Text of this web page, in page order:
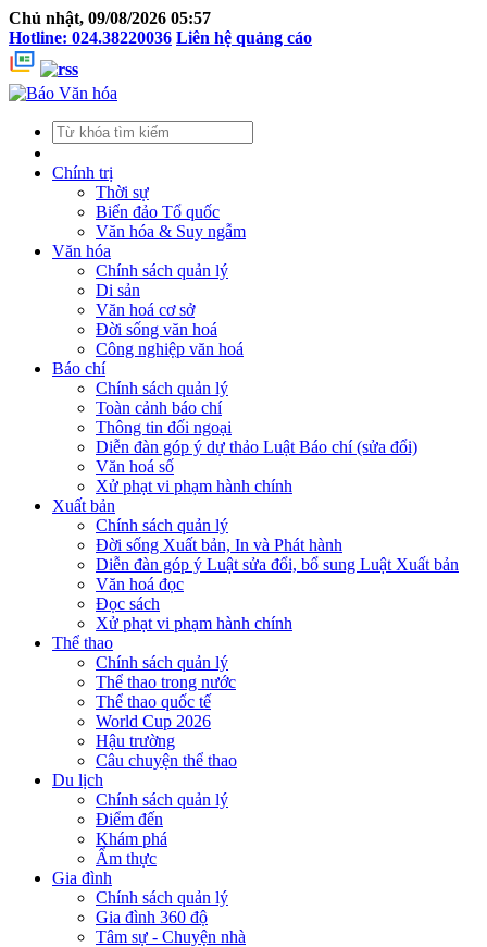
Chủ nhật, 09/08/2026 05:57
Hotline: 024.38220036 Liên hệ quảng cáo
Chính trị
Thời sự
Biển đảo Tổ quốc
Văn hóa & Suy ngẫm
Văn hóa
Chính sách quản lý
Di sản
Văn hoá cơ sở
Đời sống văn hoá
Công nghiệp văn hoá
Báo chí
Chính sách quản lý
Toàn cảnh báo chí
Thông tin đối ngoại
Diễn đàn góp ý dự thảo Luật Báo chí (sửa đổi)
Văn hoá số
Xử phạt vi phạm hành chính
Xuất bản
Chính sách quản lý
Đời sống Xuất bản, In và Phát hành
Diễn đàn góp ý Luật sửa đổi, bổ sung Luật Xuất bản
Văn hoá đọc
Đọc sách
Xử phạt vi phạm hành chính
Thể thao
Chính sách quản lý
Thể thao trong nước
Thể thao quốc tế
World Cup 2026
Hậu trường
Câu chuyện thể thao
Du lịch
Chính sách quản lý
Điểm đến
Khám phá
Ẩm thực
Gia đình
Chính sách quản lý
Gia đình 360 độ
Tâm sự - Chuyện nhà